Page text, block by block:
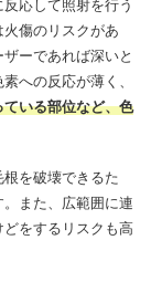
応して照射を行う
傷のリスクがあ
ーであれば深いと
への反応が薄く、
いる部位など、色
を破壊できるた
また、広範囲に連
をするリスクも高